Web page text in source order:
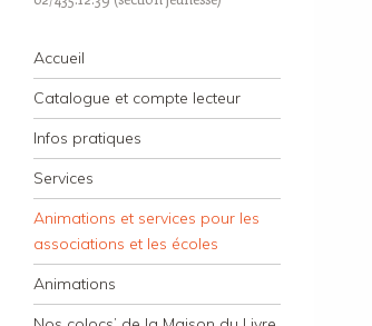
Navigation
Skip to content
Accueil
Catalogue et compte lecteur
Infos pratiques
Services
Animations et services pour les
associations et les écoles
Animations